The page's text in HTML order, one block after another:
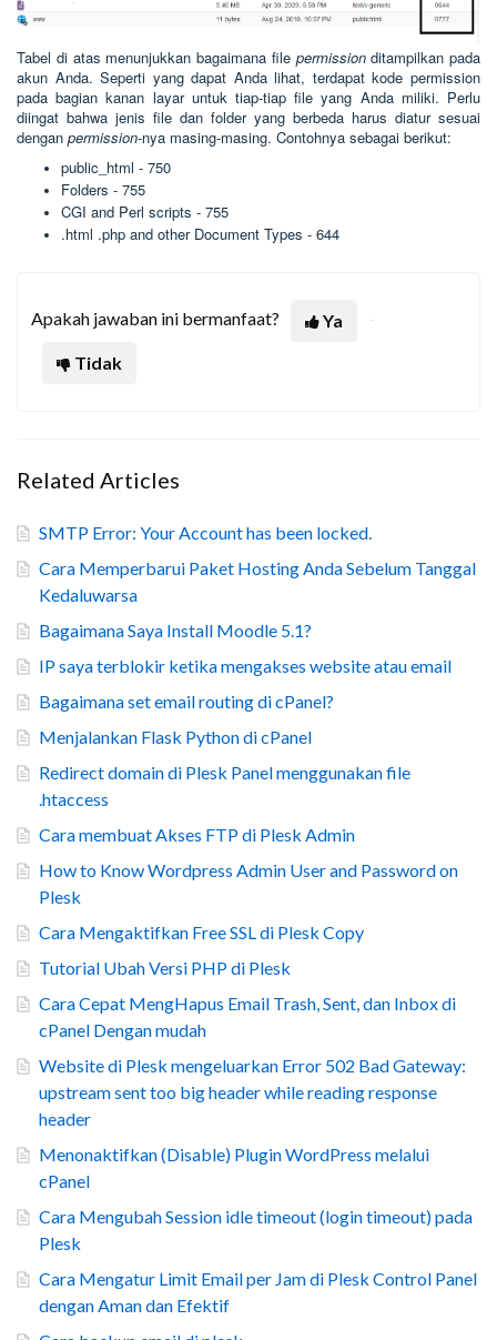
Tabel di atas menunjukkan bagaimana file permissionditampilkan pada
akun Anda. Seperti yang dapat Anda lihat, terdapat kode permission
pada bagian kanan layar untuk tiap-tiap file yang Anda miliki. Perlu
diingat bahwa jenis file dan folder yang berbeda harus diatur sesuai
dengan permission-nya masing-masing. Contohnya sebagai berikut:
public_html - 750
Folders - 755
CGI and Perl scripts - 755
.html .php and other Document Types - 644
Apakah jawaban ini bermanfaat?
Ya
Tidak
Related Articles
SMTP Error: Your Account has been locked.
Cara Memperbarui Paket Hosting Anda Sebelum Tanggal
Kedaluwarsa
Bagaimana Saya Install Moodle 5.1?
IP saya terblokir ketika mengakses website atau email
Bagaimana set email routing di cPanel?
Menjalankan Flask Python di cPanel
Redirect domain di Plesk Panel menggunakan file
.htaccess
Cara membuat Akses FTP di Plesk Admin
How to Know Wordpress Admin User and Password on
Plesk
Cara Mengaktifkan Free SSL di Plesk Copy
Tutorial Ubah Versi PHP di Plesk
Cara Cepat MengHapus Email Trash, Sent, dan Inbox di
cPanel Dengan mudah
Website di Plesk mengeluarkan Error 502 Bad Gateway:
upstream sent too big header while reading response
header
Menonaktifkan (Disable) Plugin WordPress melalui
cPanel
Cara Mengubah Session idle timeout (login timeout) pada
Plesk
Cara Mengatur Limit Email per Jam di Plesk Control Panel
dengan Aman dan Efektif